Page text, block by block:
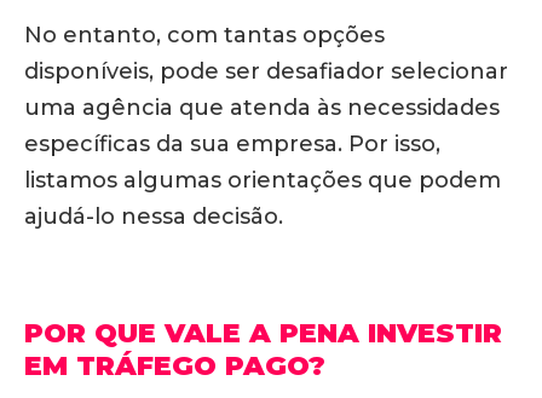
No entanto, com tantas opções
disponíveis, pode ser desafiador selecionar
uma agência que atenda às necessidades
específicas da sua empresa. Por isso,
listamos algumas orientações que podem
ajudá-lo nessa decisão.
POR QUE VALE A PENA INVESTIR
EM TRÁFEGO PAGO?